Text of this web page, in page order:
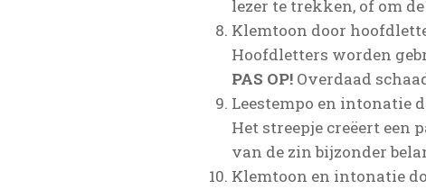
lezer te trekken, of om
Klemtoon door
Hoofdletters worden
PAS OP! Overdaad
Leestempo en intonatie
Het streepje creëert een
van de zin bijzonder
Klemtoon en intonatie